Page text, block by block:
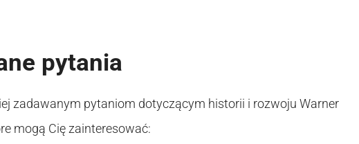
pytania
zadawanym pytaniom dotyczącym historii i rozwoju Warner
mogą Cię zainteresować: